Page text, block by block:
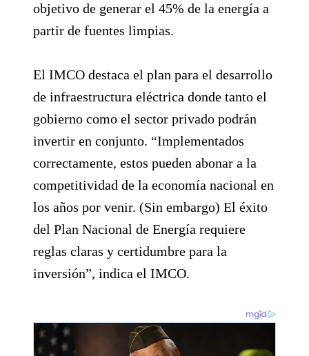
objetivo de generar el 45% de la energía a
partir de fuentes limpias.
El IMCO destaca el plan para el desarrollo
de infraestructura eléctrica donde tanto el
gobierno como el sector privado podrán
invertir en conjunto. “Implementados
correctamente, estos pueden abonar a la
competitividad de la economía nacional en
los años por venir. (Sin embargo) El éxito
del Plan Nacional de Energía requiere
reglas claras y certidumbre para la
inversión”, indica el IMCO.